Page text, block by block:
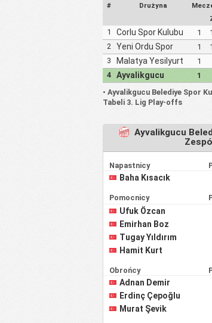
# Drużyna
1
Corlu Spor Kulubu
1947
1
2
Yeni Ordu Spor
Kulubu
1
3
Malatya Yesilyurt
Belediye Spor
Kulubu
1
4
Ayvalikgucu
Belediye Spor
Kulubu
1
• Ayvalikgucu Belediye Spor
Tabeli 3. Lig Play-offs
Ayvalikgucu
Napastnicy
Baha Kısacık
Pomocnicy
Ufuk Özcan
Emi̇rhan Boz
Tugay Yıldırım
Hamit Kurt
Obrońcy
Adnan Demir
Erdinç Çepoğlu
Murat Şevik